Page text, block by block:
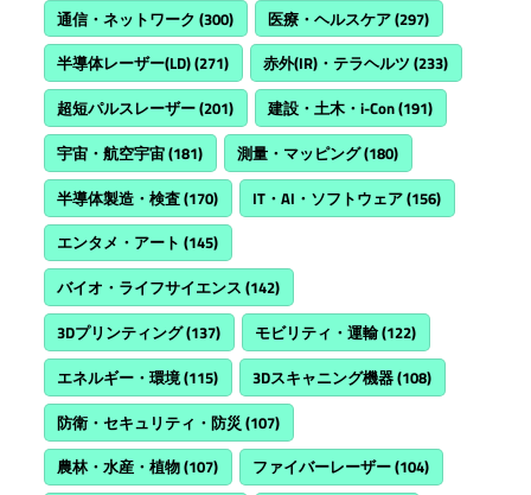
通信・ネットワーク (300) 医療・ヘルスケア(297)
半導体レーザー(LD)(271) 赤外(IR)・テラヘルツ (233)
超短パルスレーザー(201) 建設・土木・i-Con(191)
宇宙・航空宇宙(181) 測量・マッピング(180)
半導体製造・検査(170) IT・AI・ソフトウェア(156)
エンタメ・アート (145)
バイオ・ライフサイエンス (142)
3Dプリンティング(137) モビリティ・運輸(122)
エネルギー・環境(115) 3Dスキャニング機器(108)
防衛・セキュリティ・防災 (107)
農林・水産・植物(107) ファイバーレーザー(104)